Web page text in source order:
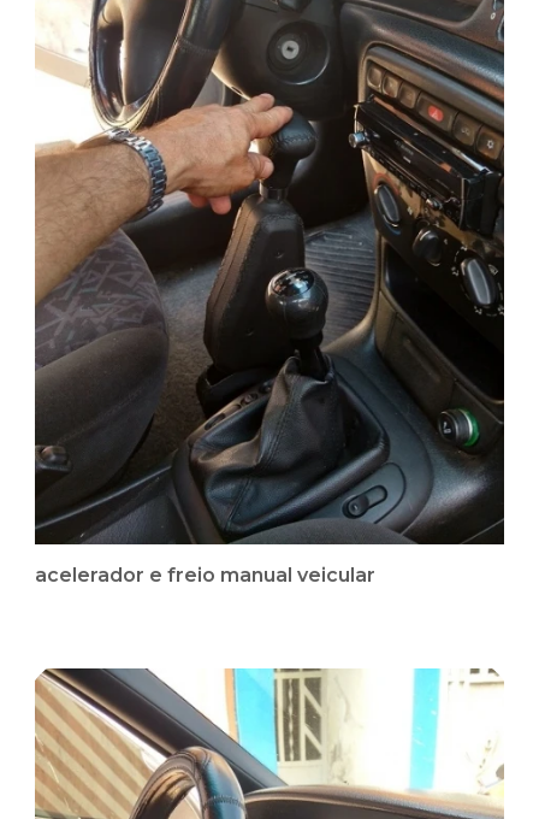
acelerador e freio manual veicular